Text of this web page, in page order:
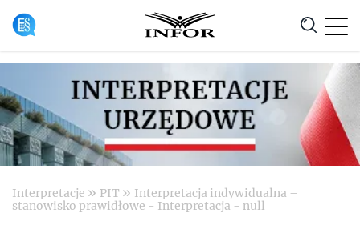
Anuluj
Interpretacje » PIT » Interpretacja indywidualna –
stanowisko prawidłowe - Interpretacja - null